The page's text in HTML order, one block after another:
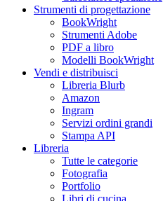
Strumenti di progettazione
BookWright
Strumenti Adobe
PDF a libro
Modelli BookWright
Vendi e distribuisci
Libreria Blurb
Amazon
Ingram
Servizi ordini grandi
Stampa API
Libreria
Tutte le categorie
Fotografia
Portfolio
Libri di cucina